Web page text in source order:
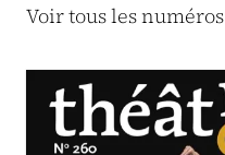
Voir tous les numéros